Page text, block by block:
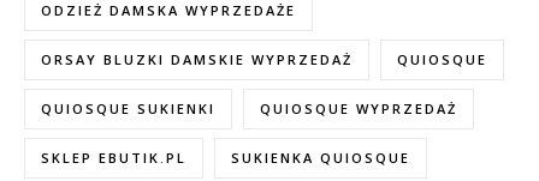
ODZIEŻ DAMSKA WYPRZEDAŻE
ORSAY BLUZKI DAMSKIE WYPRZEDAŻ QUIOSQUE
QUIOSQUE SUKIENKI QUIOSQUE WYPRZEDAŻ
SKLEP EBUTIK.PL SUKIENKA QUIOSQUE